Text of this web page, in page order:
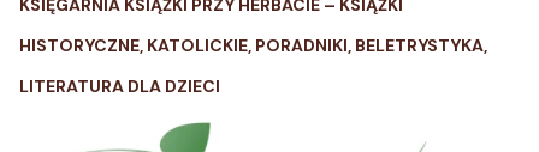
KSIĘGARNIA KSIĄŻKI PRZY HERBACIE – KSIĄŻKI
HISTORYCZNE, KATOLICKIE, PORADNIKI, BELETRYSTYKA,
LITERATURA DLA DZIECI